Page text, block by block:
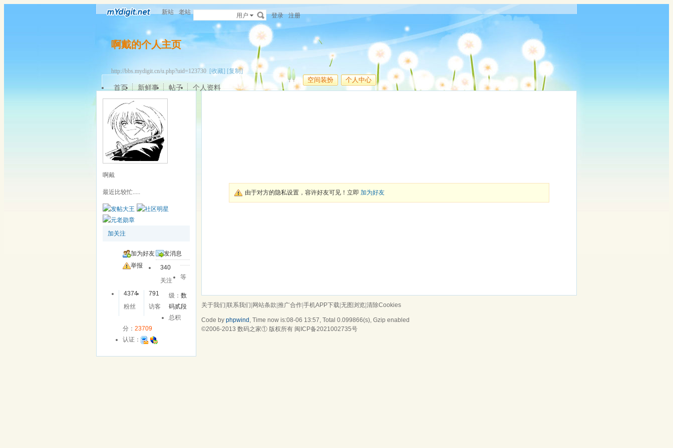
新站 老站 用户 登录 注册
啊戴的个人主页
http://bbs.mydigit.cn/u.php?uid=123730 [收藏] [复制]
空间装扮 个人中心
首页 新鲜事 帖子 个人资料
啊戴
最近比较忙.....
加关注
加为好友
发消息
举报
340
关注
4374
粉丝
791
访客
等
级：数
码贰段
总积
分： 23709
认证：
由于对方的隐私设置，容许好友可见！立即 加为好友
关于我们 联系我们 网站条款 推广合作 手机APP下载 无图浏览 清除Cookies
Code by phpwind , Time now is:08-06 13:57, Total 0.099866(s), Gzip enabled
©2006-2013 数码之家① 版权所有 闽ICP备2021002735号